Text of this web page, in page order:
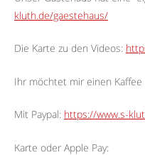
kluth.de/gaestehaus/
Die Karte zu den Videos:
Ihr möchtet mir einen Kaffee
Mit Paypal: https://www.s-
Karte oder Apple Pay: